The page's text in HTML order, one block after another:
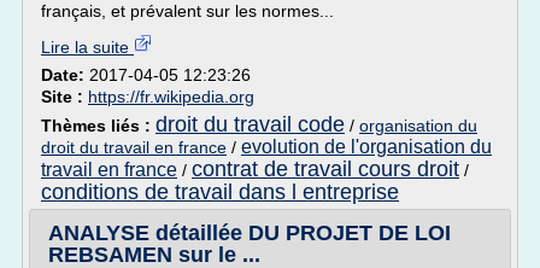
français, et prévalent sur les normes...
Lire la suite
Date: 2017-04-05 12:23:26
Site : https://fr.wikipedia.org
Thèmes liés : droit du travail code / organisation du
droit du travail en france / evolution de l'organisation du
travail en france / contrat de travail cours droit /
conditions de travail dans l entreprise
ANALYSE détaillée DU PROJET DE LOI
REBSAMEN sur le ...